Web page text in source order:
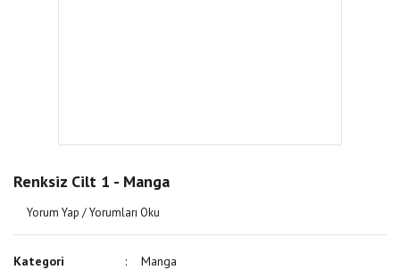
Renksiz Cilt 1 - Manga
Yorum Yap / Yorumları Oku
Kategori
Manga